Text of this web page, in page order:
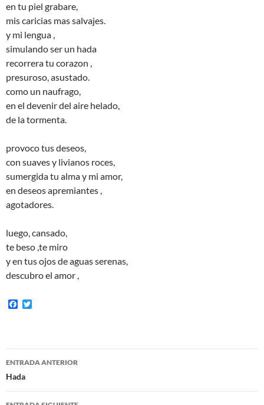
en tu piel grabare,
mis caricias mas salvajes.
y mi lengua ,
simulando ser un hada
recorrera tu corazon ,
presuroso, asustado.
como un naufrago,
en el devenir del aire helado,
de la tormenta.
provoco tus deseos,
con suaves y livianos roces,
sumergida tu alma y mi amor,
en deseos apremiantes ,
agotadores.
luego, cansado,
te beso ,te miro
y en tus ojos de aguas serenas,
descubro el amor ,
F
o
o
e
r
Navegación
de
entradas
ENTRADA ANTERIOR
Hada